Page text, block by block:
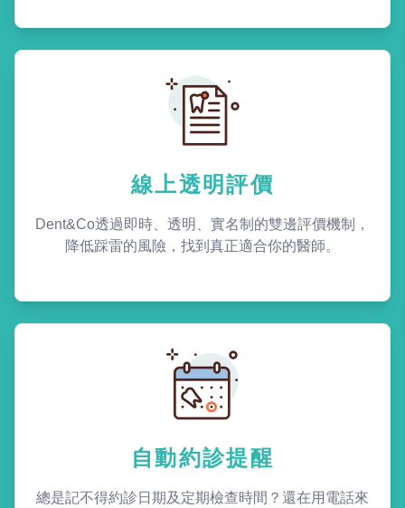
線上透明評價
Dent&Co透過即時、透明、實名制的雙邊評價機制，
降低踩雷的風險，找到真正適合你的醫師。
自動約診提醒
總是記不得約診日期及定期檢查時間？還在用電話來